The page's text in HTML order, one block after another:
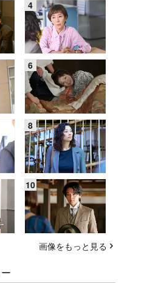
画像をもっと見る